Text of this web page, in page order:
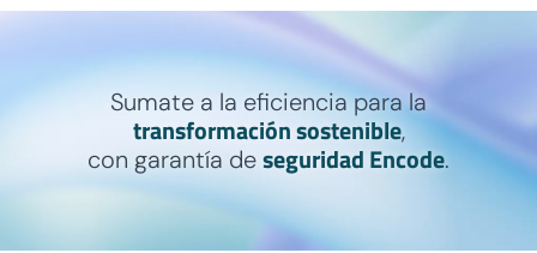
Sumate a la eficiencia para la
transformación sostenible,
con garantía deseguridad Encode.